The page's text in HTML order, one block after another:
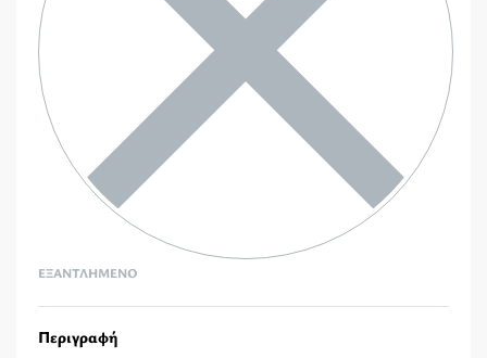
ΕΞΑΝΤΛΗΜΈΝΟ
Περιγραφή